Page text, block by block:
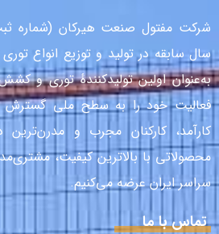
سال سابقه در تولید و توزیع انواع
به‌عنوان اولین تولیدکنندهٔ توری و
فعالیت خود را به سطح ملی گسترش
کارآمد، کارکنان مجرب و مدرن‌ترین
محصولاتی با بالاترین کیفیت،
سراسر ایران عرضه می‌کنیم.
تماس با ما